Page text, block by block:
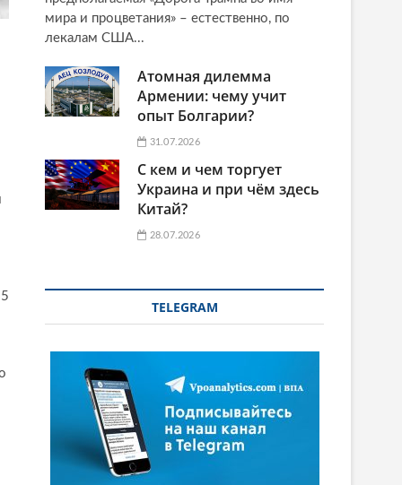
мира и процветания» – естественно, по
лекалам США...
Атомная дилемма
Армении: чему учит
опыт Болгарии?
31.07.2026
С кем и чем торгует
Украина и при чём здесь
Китай?
28.07.2026
TELEGRAM